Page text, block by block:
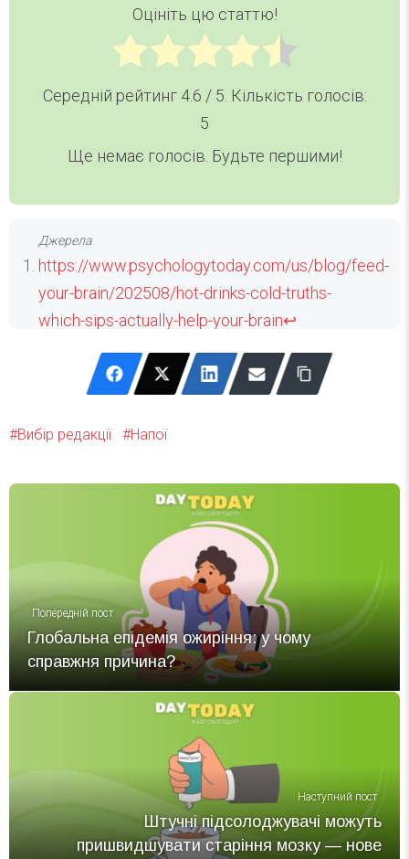
Оцініть цю статтю!
Середній рейтинг 4.6 / 5. Кількість голосів:
5
Ще немає голосів. Будьте першими!
https://www.psychologytoday.com/us/blog/feed-
your-brain/202508/hot-drinks-cold-truths-
which-sips-actually-help-your-brain↩
Hausenblas, 2024↩
Ługowski, 2025↩
Вибір редакції Напої
Попередній пост
Глобальна епідемія ожиріння: у чому
справжня причина?
Наступний пост
Штучні підсолоджувачі можуть
пришвидшувати старіння мозку — нове